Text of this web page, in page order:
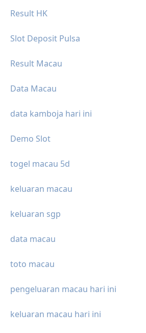
Result HK
Slot Deposit Pulsa
Result Macau
Data Macau
data kamboja hari ini
Demo Slot
togel macau 5d
keluaran macau
keluaran sgp
data macau
toto macau
pengeluaran macau hari ini
keluaran macau hari ini